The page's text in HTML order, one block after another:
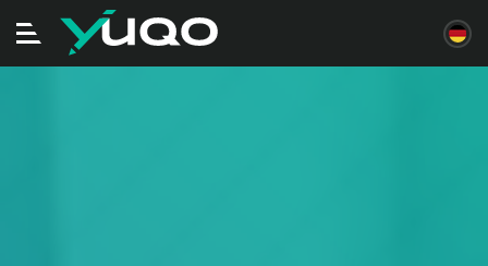
Navigation
ein/ausschalten